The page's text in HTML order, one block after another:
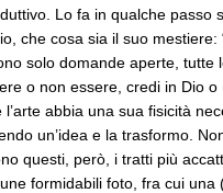
Lo fa in qualche passo
che cosa sia il suo mestiere:
solo domande aperte, tutte
o non essere, credi in Dio
abbia una sua fisicità
un’idea e la trasformo.
questi, però, i tratti più
formidabili foto, fra cui una